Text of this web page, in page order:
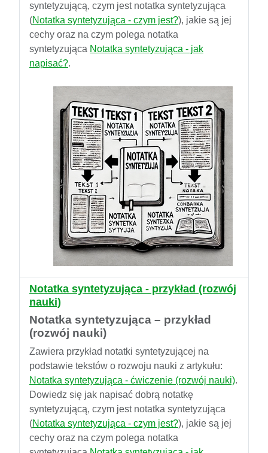
syntetyzującą, czym jest notatka syntetyzująca
(Notatka syntetyzująca - czym jest?), jakie są jej
cechy oraz na czym polega notatka
syntetyzująca Notatka syntetyzująca - jak
napisać?.
Notatka syntetyzująca - przykład (rozwój
nauki)
Notatka syntetyzująca – przykład
(rozwój nauki)
Zawiera przykład notatki syntetyzującej na
podstawie tekstów o rozwoju nauki z artykułu:
Notatka syntetyzująca - ćwiczenie (rozwój nauki).
Dowiedz się jak napisać dobrą notatkę
syntetyzującą, czym jest notatka syntetyzująca
(Notatka syntetyzująca - czym jest?), jakie są jej
cechy oraz na czym polega notatka